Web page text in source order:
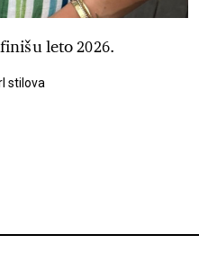
leto 2026.
stilova